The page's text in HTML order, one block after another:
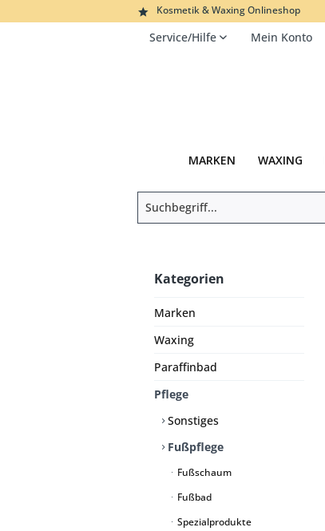
Kosmetik & Waxing Onlineshop
Service/Hilfe Mein Konto
MARKEN WAXING
Kategorien
Marken
Waxing
Paraffinbad
Pflege
Sonstiges
Fußpflege
Fußschaum
Fußbad
Spezialprodukte